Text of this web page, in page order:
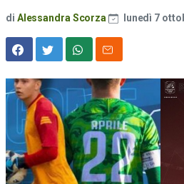
di Alessandra Scorza lunedì 7